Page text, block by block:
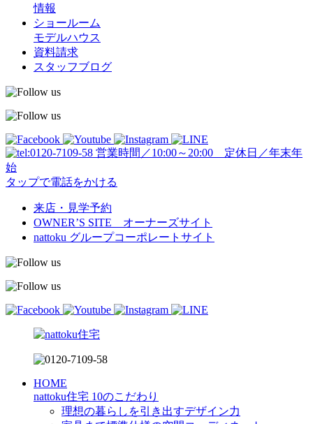
情報
ショールーム
モデルハウス
資料請求
スタッフブログ
営業時間／10:00～20:00 定休日／年末年
始
タップで電話をかける
来店・見学予約
OWNER’S SITE オーナーズサイト
nattoku グループコーポレートサイト
HOME
nattoku住宅 10のこだわり
理想の暮らしを引き出すデザイン力